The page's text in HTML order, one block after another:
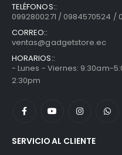
TELÉFONOS::
0992800271 / 0984570524 /
CORREO::
ventas@gadgetstore.ec
HORARIOS::
- Lunes - Viernes: 9:30am-
2:30pm
SERVICIO AL CLIENTE